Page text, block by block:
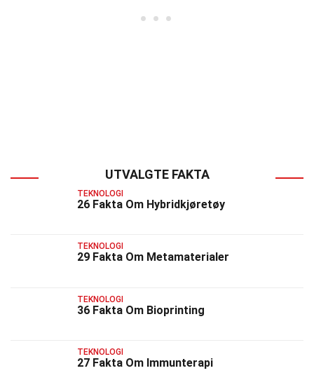
UTVALGTE FAKTA
TEKNOLOGI
26 Fakta Om Hybridkjøretøy
TEKNOLOGI
29 Fakta Om Metamaterialer
TEKNOLOGI
36 Fakta Om Bioprinting
TEKNOLOGI
27 Fakta Om Immunterapi